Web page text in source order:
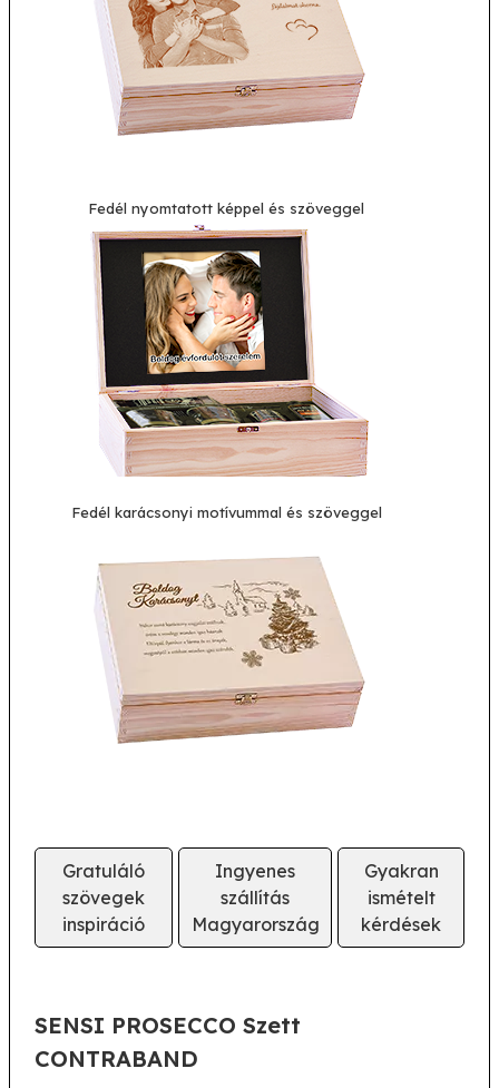
Fedél nyomtatott képpel és szöveggel
Fedél karácsonyi motívummal és szöveggel
Gratuláló
szövegek
inspiráció
Ingyenes
szállítás
Magyarország
Gyakran
ismételt
kérdések
SENSI PROSECCO Szett
CONTRABAND